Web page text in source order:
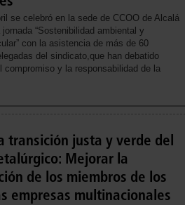
se celebró en la sede de CCOO de Alcalá
“Sostenibilidad ambiental y
con la asistencia de más de 60
del sindicato,que han debatido
y la responsabilidad de la
transición justa y verde del
Mejorar la
de los miembros de los
empresas multinacionales